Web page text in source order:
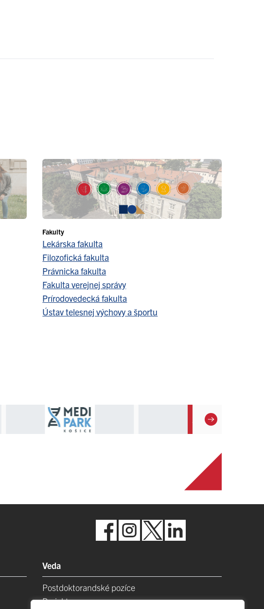
Fakulty
Lekárska fakulta
Filozofická fakulta
Právnicka fakulta
Fakulta verejnej správy
Prírodovedecká fakulta
Ústav telesnej výchovy a športu
Veda
Postdoktorandské pozíce
Projekty